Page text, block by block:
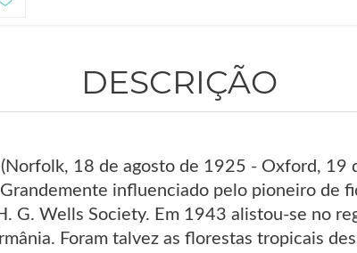
DESCRIÇÃO
18 de agosto de 1925 - Oxford, 19
influenciado pelo pioneiro de
G. Wells Society. Em 1943 alistou-se no
Foram talvez as florestas tropicais